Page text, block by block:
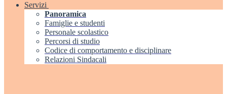
Servizi
Panoramica
Famiglie e studenti
Personale scolastico
Percorsi di studio
Codice di comportamento e disciplinare
Relazioni Sindacali